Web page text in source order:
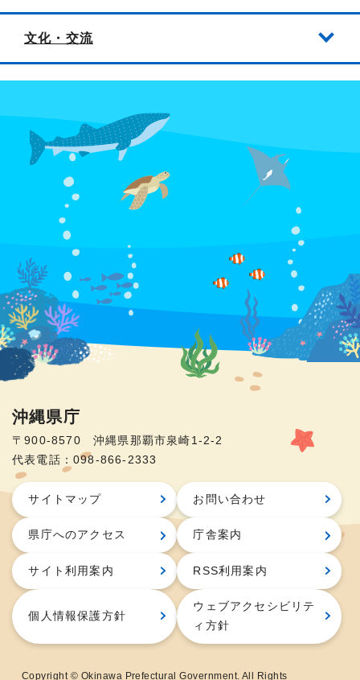
文化・交流
沖縄県庁
〒900-8570 沖縄県那覇市泉崎1-2-2
代表電話：098-866-2333
サイトマップ お問い合わせ
県庁へのアクセス 庁舎案内
サイト利用案内 RSS利用案内
個人情報保護方針
ウェブアクセシビリテ
ィ方針
Copyright © Okinawa Prefectural Government. All Rights